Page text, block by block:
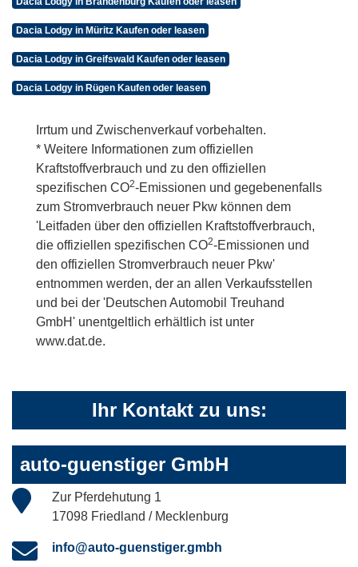
Dacia Lodgy in Müritz Kaufen oder leasen
Dacia Lodgy in Greifswald Kaufen oder leasen
Dacia Lodgy in Rügen Kaufen oder leasen
Irrtum und Zwischenverkauf vorbehalten.
* Weitere Informationen zum offiziellen
Kraftstoffverbrauch und zu den offiziellen
spezifischen CO2-Emissionen und gegebenenfalls
zum Stromverbrauch neuer Pkw können dem
'Leitfaden über den offiziellen Kraftstoffverbrauch,
die offiziellen spezifischen CO2-Emissionen und
den offiziellen Stromverbrauch neuer Pkw'
entnommen werden, der an allen Verkaufsstellen
und bei der 'Deutschen Automobil Treuhand
GmbH' unentgeltlich erhältlich ist unter
www.dat.de.
Ihr Kontakt zu uns:
auto-guenstiger GmbH
Zur Pferdehutung 1
17098 Friedland / Mecklenburg
info@auto-guenstiger.gmbh